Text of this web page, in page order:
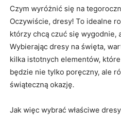
Czym ​wyróżnić się na
Oczywiście, dresy! ‍To idealne
którzy chcą czuć się ‍wygodnie,
Wybierając dresy na święta,
kilka istotnych elementów,
będzie nie tylko⁣ poręczny, ale
świąteczną okazję.
Jak więc wybrać właściwe